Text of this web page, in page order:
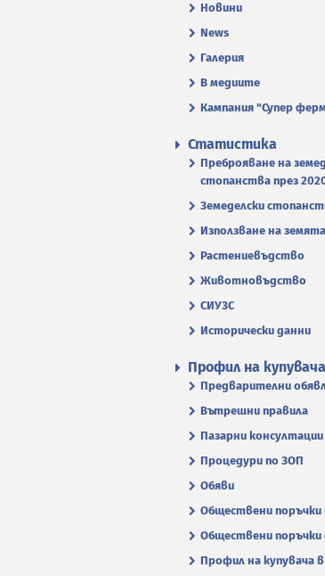
Новини
News
Галерия
В медиите
Кампания "Супер
Статистика
Преброяване на
стопанства през
Земеделски
Използване на земята
Растениевъдство
Животновъдство
СИУЗС
Исторически данни
Профил на купувача
Предварителни
Вътрешни правила
Пазарни консултации
Процедури по ЗОП
Обяви
Обществени поръчки
Обществени поръчки
Профил на купувача